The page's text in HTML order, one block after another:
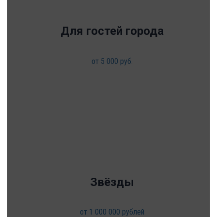
Для гостей города
от 5 000 руб.
Звёзды
от 1 000 000 рублей